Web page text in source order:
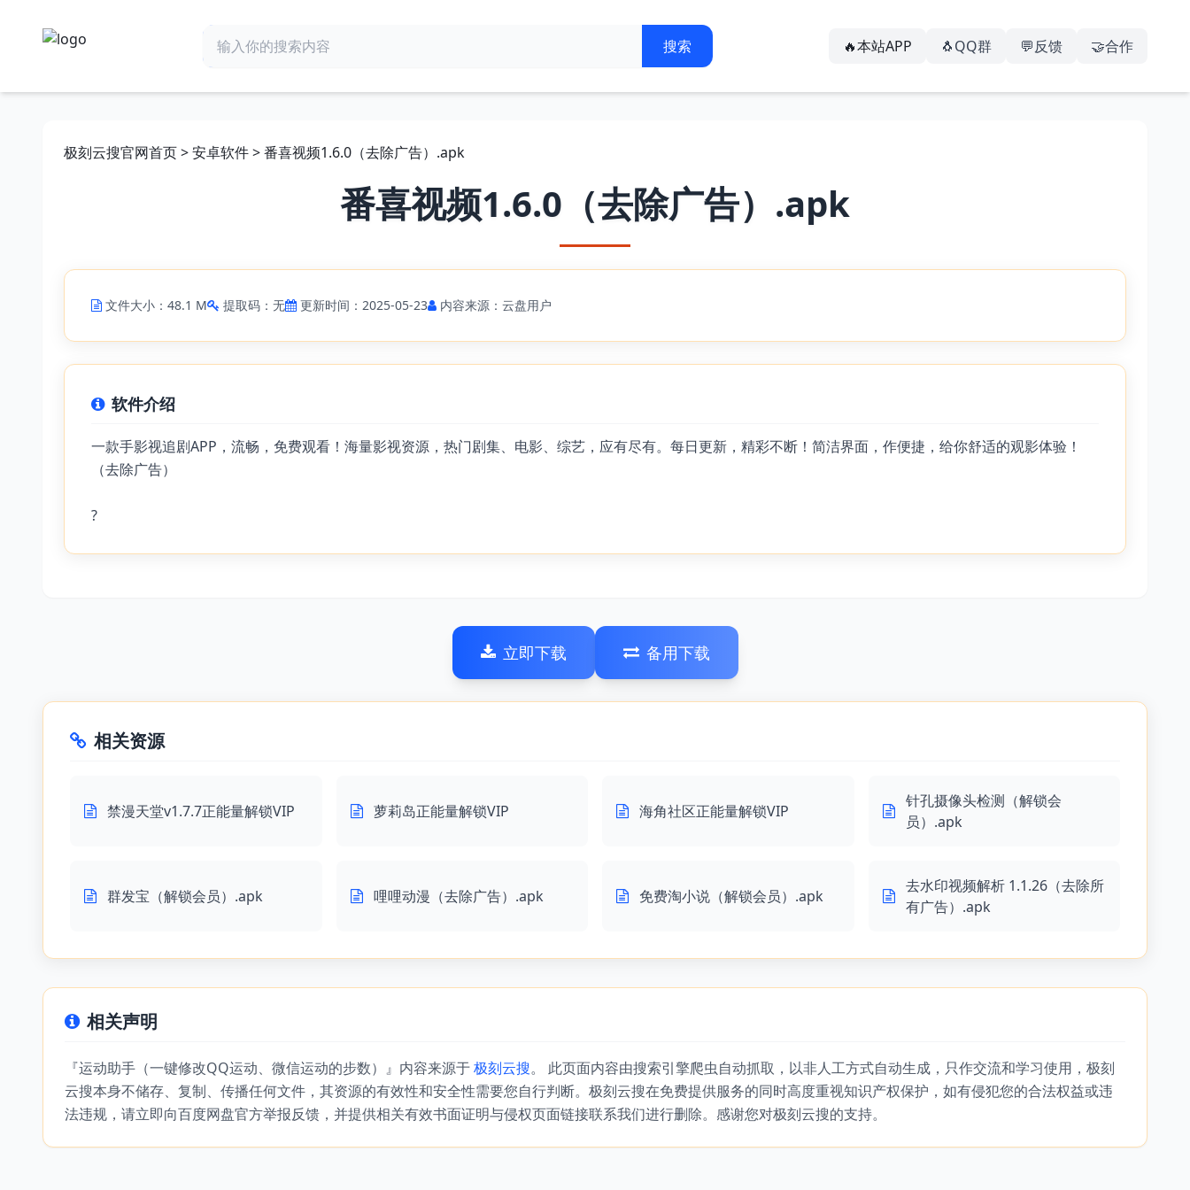
🔥本站APP 🐧QQ群 💬反馈 🤝合作
极刻云搜官网首页>安卓软件> 番喜视频1.6.0（去除广告）.apk
番喜视频1.6.0（去除广告）.apk
文件大小：48.1 M 提取码：无 更新时间：2025-05-23 内容来源：云盘用户
软件介绍
一款手影视追剧APP，流畅，免费观看！海量影视资源，热门剧集、电影、综艺，应有尽有。每日更新，精彩不断！简洁界面，作便捷，给你舒适的观影体验！
（去除广告）
?
立即下载 备用下载
相关资源
禁漫天堂v1.7.7正能量解锁VIP 萝莉岛正能量解锁VIP 海角社区正能量解锁VIP
针孔摄像头检测（解锁会
员）.apk
群发宝（解锁会员）.apk 哩哩动漫（去除广告）.apk 免费淘小说（解锁会员）.apk
去水印视频解析 1.1.26（去除所
有广告）.apk
相关声明
『运动助手（一键修改QQ运动、微信运动的步数）』内容来源于极刻云搜。 此页面内容由搜索引擎爬虫自动抓取，以非人工方式自动生成，只作交流和学习使用，极刻
云搜本身不储存、复制、传播任何文件，其资源的有效性和安全性需要您自行判断。极刻云搜在免费提供服务的同时高度重视知识产权保护，如有侵犯您的合法权益或违
法违规，请立即向百度网盘官方举报反馈，并提供相关有效书面证明与侵权页面链接联系我们进行删除。感谢您对极刻云搜的支持。